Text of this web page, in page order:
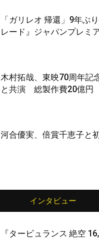
「ガリレオ 帰還」9年ぶ
レード』ジャパンプレミ
木村拓哉、東映70周年記
と共演 総製作費20億円
河合優実、倍賞千恵子と
インタビュー
『タービュランス 絶空